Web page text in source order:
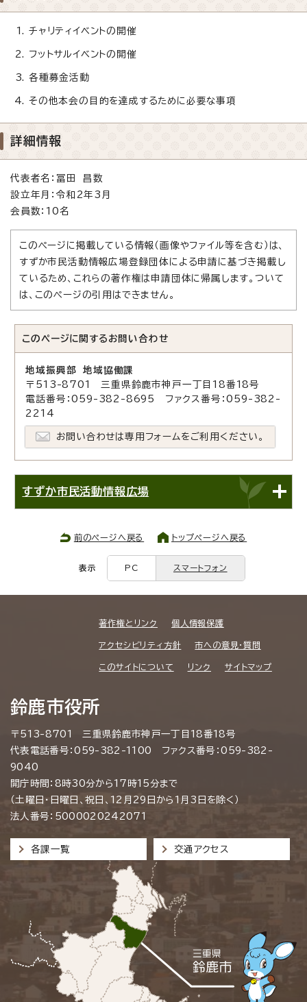
チャリティイベントの開催
フットサルイベントの開催
各種募金活動
その他本会の目的を達成するために必要な事項
詳細情報
代表者名：冨田 昌数
設立年月：令和2年3月
会員数：10名
このページに掲載している情報（画像やファイル等を含む）は、
すずか市民活動情報広場登録団体による申請に基づき掲載し
ているため、これらの著作権は申請団体に帰属します。ついて
は、このページの引用はできません。
このページに関する お問い合わせ
地域振興部 地域協働課
〒513-8701 三重県鈴鹿市神戸一丁目18番18号
電話番号：059-382-8695 ファクス番号：059-382-
2214
お問い合わせは専用フォームをご利用ください。
すずか市民活動情報広場
前のページへ戻る トップページへ戻る
表示 PC スマートフォン
著作権とリンク 個人情報保護
アクセシビリティ方針 市への意見・質問
このサイトについて リンク サイトマップ
鈴鹿市役所
〒513-8701 三重県鈴鹿市神戸一丁目18番18号
代表電話番号：059-382-1100 ファクス番号：059-382-
9040
開庁時間：8時30分から17時15分まで
（土曜日・日曜日、祝日、12月29日から1月3日を除く）
法人番号：5000020242071
各課一覧 交通アクセス